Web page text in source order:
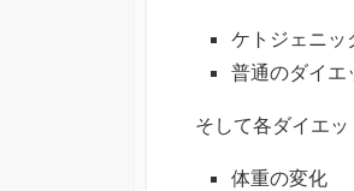
ケトジェニッ
普通のダイエ
そして各ダイエ
体重の変化